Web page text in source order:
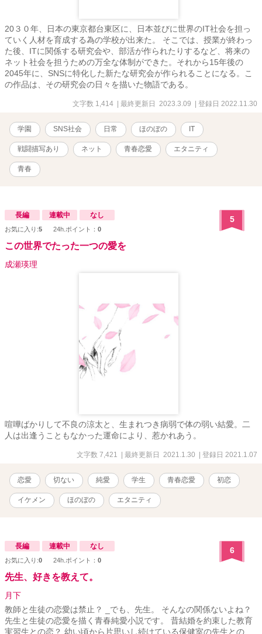
20３０年、日本の東京都台東区に、日本並びに世界のIT社会を担っ
ていく人材を育成する為の学校が出来た。 そこでは、授業が終わっ
た後、ITに関係する研究会や、部活が作られたりするなど、将来の
ネット社会を担うための万全な体制ができた。それから15年後の
2045年に、SNSに特化した新たな研究会が作られることになる。こ
の作品は、その研究会の日々を描いた物語である。
文字数 1,414 | 最終更新日 2023.3.09 | 登録日 2022.11.30
学園 SNS社会 日常 ほのぼの IT
戦闘描写あり ネット 青春恋愛 エタニティ
青春
長編 連載中 なし
お気に入り:5 24h.ポイント： 0
5
この世界でたった一つの愛を
成瀬瑛理
喧嘩ばかりして不良の涼太と、生まれつき病弱で体の弱い結愛。二
人は出逢うこともなかった運命により、惹かれあう。
文字数 7,421 | 最終更新日 2021.1.30 | 登録日 2021.1.07
恋愛 切ない 純愛 学生 青春恋愛 初恋
イケメン ほのぼの エタニティ
長編 連載中 なし
お気に入り:0 24h.ポイント： 0
6
先生、好きを教えて。
月下
教師と生徒の恋愛は禁止？ _でも、先生。 そんなの関係ないよね？
先生と生徒の恋愛を描く青春純愛小説です。 昔結婚を約束した教育
実習生との恋？ 幼い頃から片思いし続けている保健室の先生との